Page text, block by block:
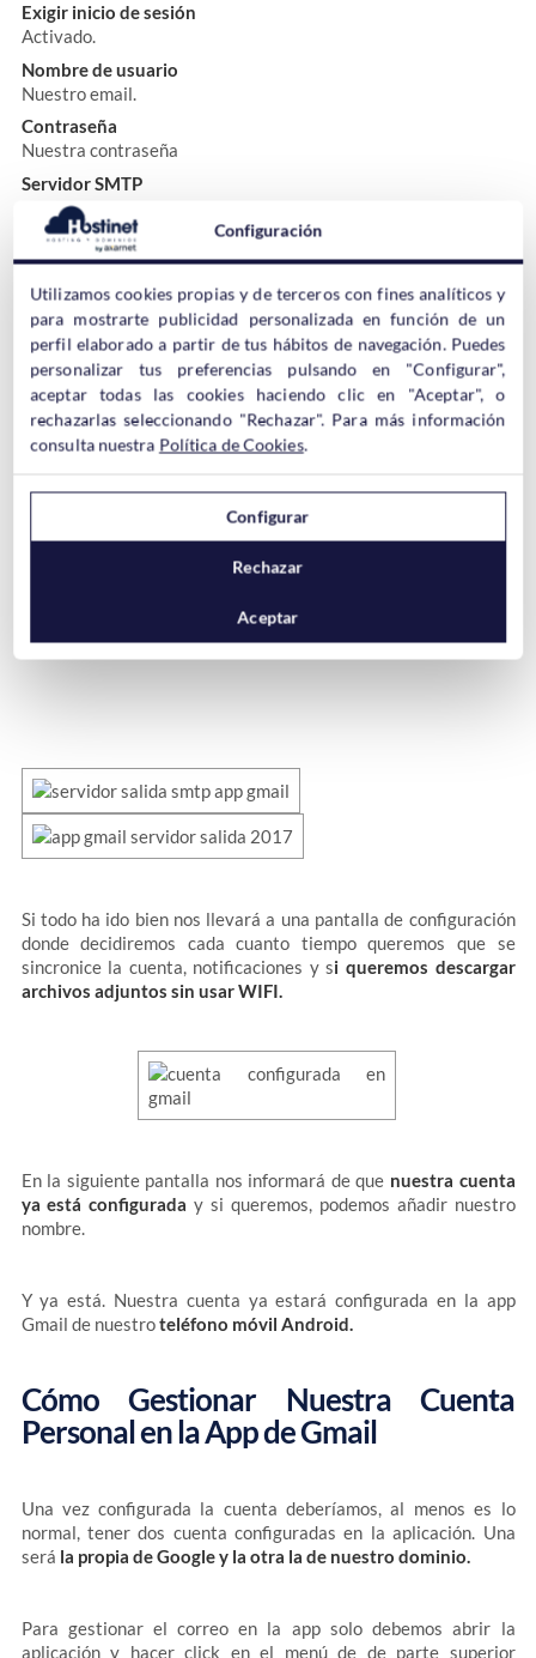
Exigir inicio de sesión
Activado.
Nombre de usuario
Nuestro email.
Contraseña
Nuestra contraseña
Servidor SMTP
Al igual que el servidor de entrada, el servidor de salida será
mail.MiDominio.info
Puerto
El puerto es el587.
Tipo de Seguridad
De nuevo, al igual que en la configuración del puerto de entrada
marcaremos primeramente la opción de
STARTLS (aceptar
todos los certificados)y si tenemos problemas de conexión
marcaremos la opciónSSL/TLS (aceptar todos los
certificados)y cambiaremos el puerto por el
VERSIÓN2017: No hay opción de añadir elPuertoni elTipo
Y hay que seleccionar la opción
Si todo ha ido bien nos llevará a una pantalla de configuración
donde decidiremos cada cuanto tiempo queremos que se
sincronice la cuenta, notificaciones y si queremos descargar
archivos adjuntos sin usar WIFI.
En la siguiente pantalla nos informará de que nuestra cuenta
ya está configurada y si queremos, podemos añadir nuestro
nombre.
Y ya está. Nuestra cuenta ya estará configurada en la app
Gmail de nuestroteléfono móvil Android.
Cómo Gestionar Nuestra Cuenta
Personal en la App de Gmail
Una vez configurada la cuenta deberíamos, al menos es lo
normal, tener dos cuenta configuradas en la aplicación. Una
será la propia de Google y la otra la de nuestro dominio.
Para gestionar el correo en la app solo debemos abrir la
aplicación y hacer click en el menú de de parte superior
Configuración
Utilizamos cookies propias y de terceros con fines analíticos y
para mostrarte publicidad personalizada en función de un
perfil elaborado a partir de tus hábitos de navegación. Puedes
personalizar tus preferencias pulsando en "Configurar",
aceptar todas las cookies haciendo clic en "Aceptar", o
rechazarlas seleccionando "Rechazar". Para más información
consulta nuestra Política de Cookies.
Configurar
Rechazar
Aceptar